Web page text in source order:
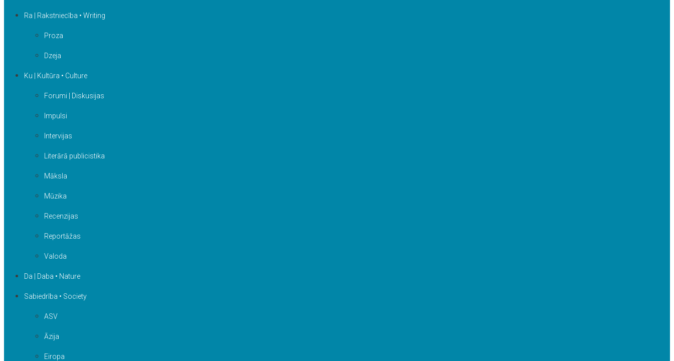
Ra | Rakstniecība • Writing
Proza
Dzeja
Ku | Kultūra • Culture
Forumi | Diskusijas
Impulsi
Intervijas
Literārā publicistika
Māksla
Mūzika
Recenzijas
Reportāžas
Valoda
Da | Daba • Nature
Sabiedrība • Society
ASV
Āzija
Eiropa